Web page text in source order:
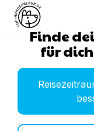
Finde
für